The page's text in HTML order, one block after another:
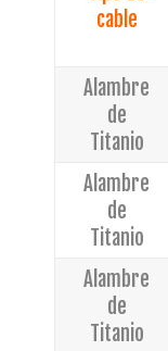
cable
Alambre
de
Titanio
Alambre
de
Titanio
Alambre
de
Titanio